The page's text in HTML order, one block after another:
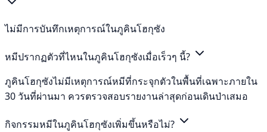
ไม่มีการบันทึกเหตุการณ์ในภูคินโฮกุซัง
หมีปรากฏตัวที่ไหนในภูคินโฮกุซังเมื่อเร็วๆ นี้?
ภูคินโฮกุซังไม่มีเหตุการณ์หมีที่กระจุกตัวในพื้นที่เฉพาะภายใน
30 วันที่ผ่านมา ควรตรวจสอบรายงานล่าสุดก่อนเดินป่าเสมอ
กิจกรรมหมีในภูคินโฮกุซังเพิ่มขึ้นหรือไม่?